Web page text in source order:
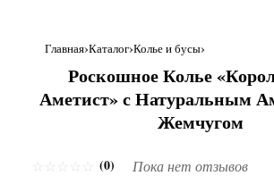
Главная Каталог Колье и бусы
Роскошное Колье
Аметист» с Натуральным
Жемчугом
(0) Пока нет отзывов